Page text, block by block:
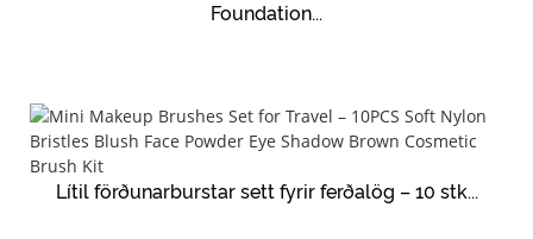
Foundation...
Lítil förðunarburstar sett fyrir ferðalög – 10 stk...